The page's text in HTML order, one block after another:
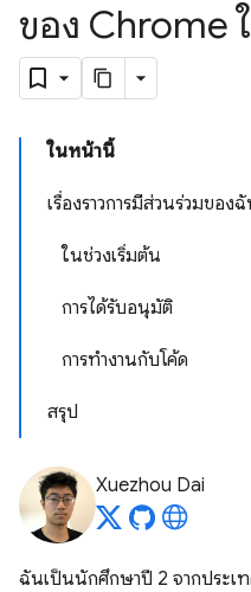
ของ Chrome
ในหน้านี้
เรื่องราวการมีส่วนร่วมของ
ในช่วงเริ่มต้น
การได้รับอนุมัติ
การทำงานกับโค้ด
สรุป
Xuezhou Dai
ฉันเป็นนักศึกษาปี 2 จากประเ